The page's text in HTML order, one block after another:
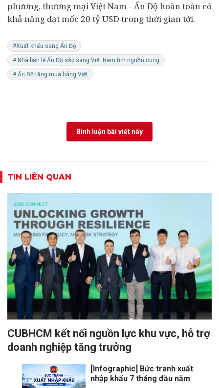
phương, thương mại Việt Nam - Ấn Độ hoàn toàn có
khả năng đạt mốc 20 tỷ USD trong thời gian tới.
#Xuất khẩu sang Ấn Độ
# Nhà bán lẻ Ấn Độ sắp sang Việt Nam tìm nguồn cung
# Ấn Độ tăng mua hàng Việt
Bình luận bài viết này
TIN LIÊN QUAN
CUBHCM kết nối nguồn lực khu vực, hỗ trợ
doanh nghiệp tăng trưởng
[Infographic] Bức tranh xuất
nhập khẩu 7 tháng đầu năm